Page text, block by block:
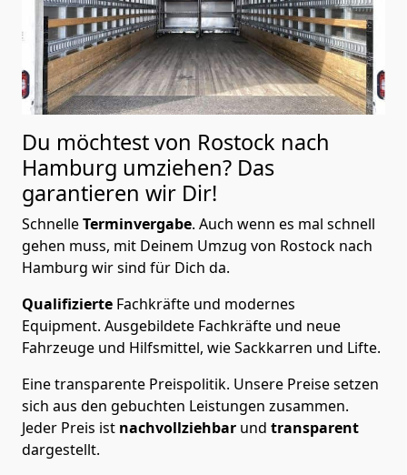
Du möchtest von Rostock nach
Hamburg umziehen? Das
garantieren wir Dir!
SchnelleTerminvergabe. Auch wenn es mal schnell
gehen muss, mit Deinem Umzug von Rostock nach
Hamburg wir sind für Dich da.
Qualifizierte Fachkräfte und modernes
Equipment. Ausgebildete Fachkräfte und neue
Fahrzeuge und Hilfsmittel, wie Sackkarren und Lifte.
Eine transparente Preispolitik. Unsere Preise setzen
sich aus den gebuchten Leistungen zusammen.
Jeder Preis ist nachvollziehbar und transparent
dargestellt.